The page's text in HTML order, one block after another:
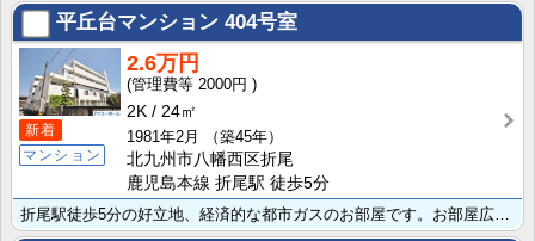
平丘台マンション 404号室
新着
マンション
2.6万円
2000円
2K
24㎡
1981年2月
（築45年）
北九州市八幡西区折尾
鹿児島本線 折尾駅 徒歩5分